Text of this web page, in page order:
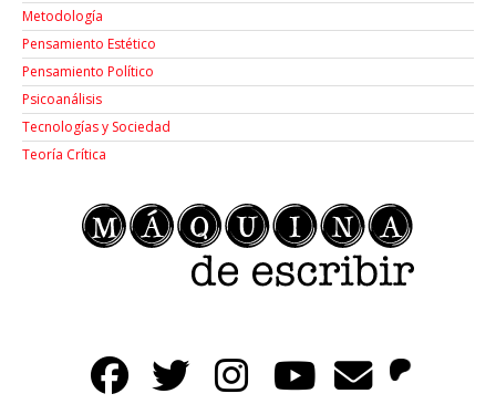
Metodología
Pensamiento Estético
Pensamiento Político
Psicoanálisis
Tecnologías y Sociedad
Teoría Crítica